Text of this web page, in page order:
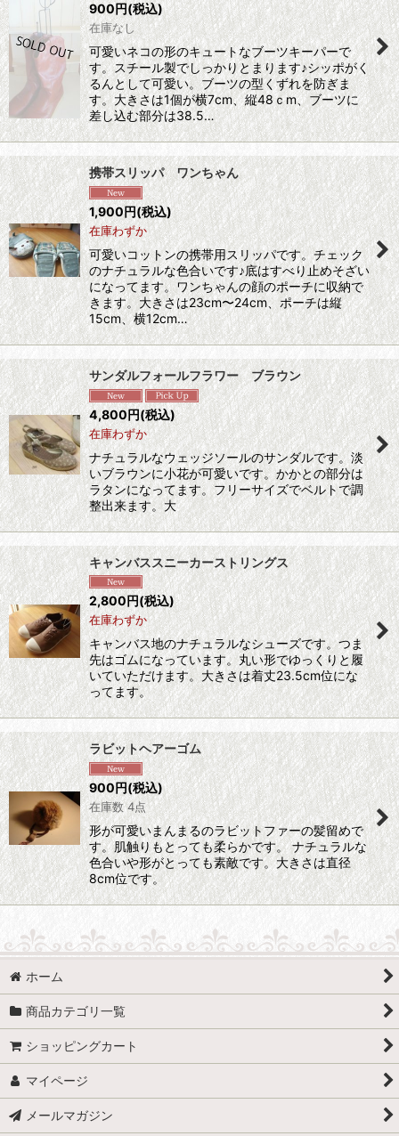
900円(税込)
在庫なし
可愛いネコの形のキュートなブーツキーパーで
す。スチール製でしっかりとまります♪シッポがく
るんとして可愛い。ブーツの型くずれを防ぎま
す。大きさは1個が横7cm、縦48ｃm、ブーツに
差し込む部分は38.5…
携帯スリッパ ワンちゃん
1,900円(税込)
在庫わずか
可愛いコットンの携帯用スリッパです。チェック
のナチュラルな色合いです♪底はすべり止めそざい
になってます。ワンちゃんの顔のポーチに収納で
きます。大きさは23cm〜24cm、ポーチは縦
15cm、横12cm…
サンダルフォールフラワー ブラウン
4,800円(税込)
在庫わずか
ナチュラルなウェッジソールのサンダルです。淡
いブラウンに小花が可愛いです。かかとの部分は
ラタンになってます。フリーサイズでベルトで調
整出来ます。大
キャンバススニーカーストリングス
2,800円(税込)
在庫わずか
キャンバス地のナチュラルなシューズです。つま
先はゴムになっています。丸い形でゆっくりと履
いていただけます。大きさは着丈23.5cm位にな
ってます。
ラビットヘアーゴム
900円(税込)
在庫数 4点
形が可愛いまんまるのラビットファーの髪留めで
す。肌触りもとっても柔らかです。 ナチュラルな
色合いや形がとっても素敵です。大きさは直径
8cm位です。
ホーム
商品カテゴリ一覧
ショッピングカート
マイページ
メールマガジン